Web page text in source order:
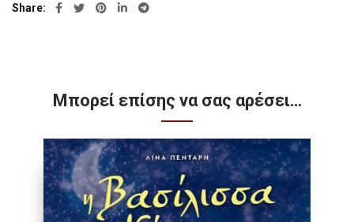
Share
Μπορεί επίσης να σας αρέσει…